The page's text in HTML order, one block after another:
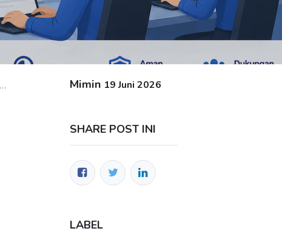
Mimin 19 Juni 2026
SHARE POST INI
LABEL